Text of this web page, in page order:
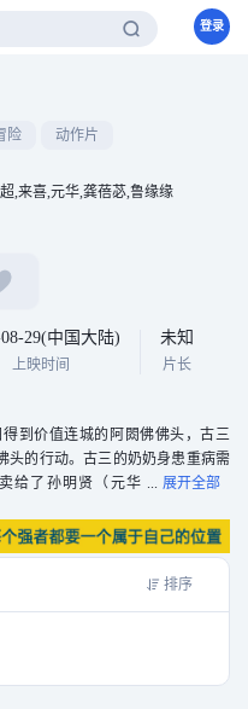
登录
险
动作片
,来喜,元华,龚蓓苾,鲁缘缘
29(中国大陆)
上映时间
未知
片长
到价值连城的阿閦佛佛头，古三
头的行动。古三的奶奶身患重病需
给了孙明贤（元华
排序